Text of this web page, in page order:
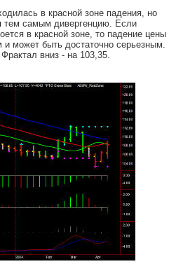
в красной зоне падения, но
тем самым дивергенцию. Если
в красной зоне, то падение цены
и может быть достаточно серьезным.
вниз - на 103,35.